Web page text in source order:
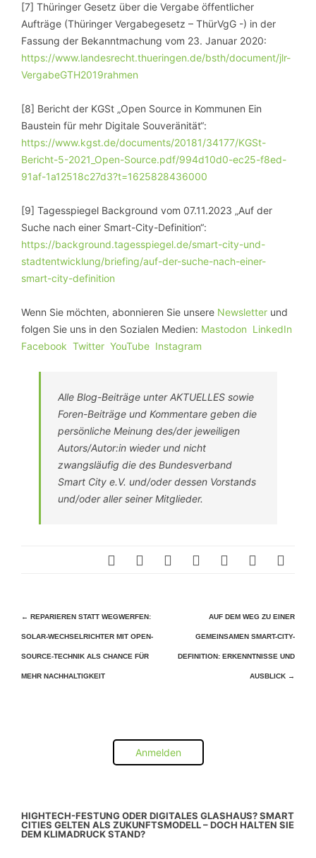
[7] Thüringer Gesetz über die Vergabe öffentlicher
Aufträge (Thüringer Vergabegesetz – ThürVgG -) in der
Fassung der Bekanntmachung vom 23. Januar 2020:
https://www.landesrecht.thueringen.de/bsth/document/jlr-
VergabeGTH2019rahmen
[8] Bericht der KGSt „Open Source in Kommunen Ein
Baustein für mehr Digitale Souveränität“:
https://www.kgst.de/documents/20181/34177/KGSt-
Bericht-5-2021_Open-Source.pdf/994d10d0-ec25-f8ed-
91af-1a12518c27d3?t=1625828436000
[9] Tagesspiegel Background vom 07.11.2023 „Auf der
Suche nach einer Smart-City-Definition“:
https://background.tagesspiegel.de/smart-city-und-
stadtentwicklung/briefing/auf-der-suche-nach-einer-
smart-city-definition
Wenn Sie möchten, abonnieren Sie unsere Newsletter und
folgen Sie uns in den Sozialen Medien: Mastodon LinkedIn
Facebook Twitter YouTube Instagram
Alle Blog-Beiträge unter AKTUELLES sowie
Foren-Beiträge und Kommentare geben die
persönliche Meinung des/der jeweiligen
Autors/Autor:in wieder und nicht
zwangsläufig die des Bundesverband
Smart City e.V. und/oder dessen Vorstands
und/oder aller seiner Mitglieder.
Beitragsnavigation
← REPARIEREN STATT WEGWERFEN:
SOLAR-WECHSELRICHTER MIT OPEN-
SOURCE-TECHNIK ALS CHANCE FÜR
MEHR NACHHALTIGKEIT
AUF DEM WEG ZU EINER
GEMEINSAMEN SMART-CITY-
DEFINITION: ERKENNTNISSE UND
AUSBLICK →
Anmelden
HIGHTECH-FESTUNG ODER DIGITALES GLASHAUS? SMART
CITIES GELTEN ALS ZUKUNFTSMODELL – DOCH HALTEN SIE
DEM KLIMADRUCK STAND?